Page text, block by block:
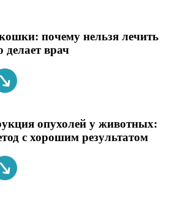
почему нельзя лечить
делает врач
опухолей у животных:
с хорошим результатом